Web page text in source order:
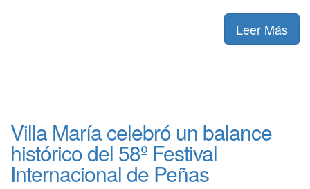
Leer Más
Villa María celebró un balance
histórico del 58º Festival
Internacional de Peñas